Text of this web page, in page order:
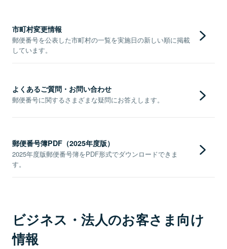
市町村変更情報
郵便番号を公表した市町村の一覧を実施日の新しい順に掲載
しています。
よくあるご質問・お問い合わせ
郵便番号に関するさまざまな疑問にお答えします。
郵便番号簿PDF（2025年度版）
2025年度版郵便番号簿をPDF形式でダウンロードできま
す。
ビジネス・法人のお客さま向け
情報